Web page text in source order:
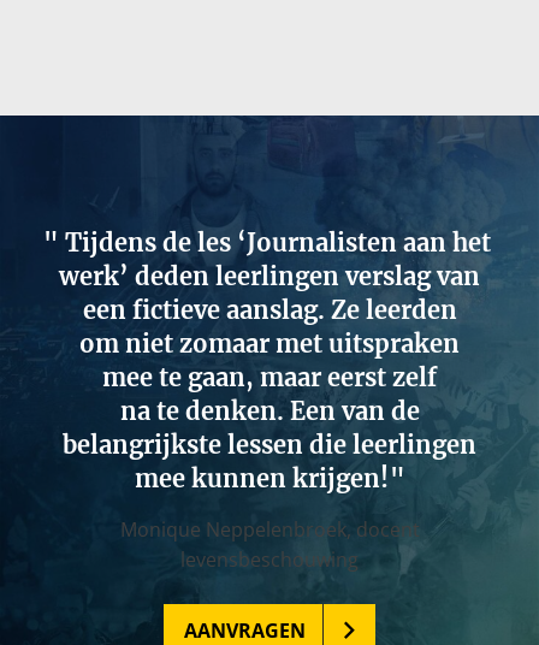
Tijdens de les ‘Journalisten aan het
werk’ deden leerlingen verslag van
een fictieve aanslag. Ze leerden
om niet zomaar met uitspraken
mee te gaan, maar eerst zelf
na te denken. Een van de
belangrijkste lessen die leerlingen
mee kunnen krijgen!
Monique Neppelenbroek, docent
levensbeschouwing
AANVRAGEN